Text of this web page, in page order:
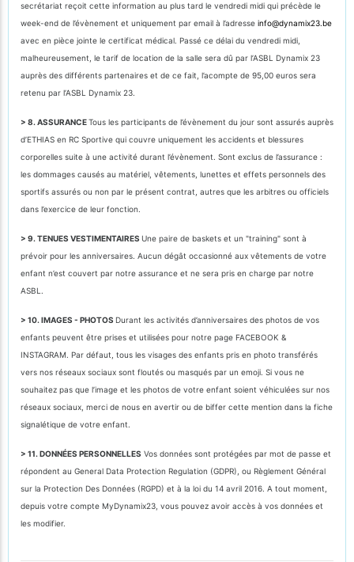
secrétariat reçoit cette information au plus tard le vendredi midi qui précède le
week-end de l’évènement et uniquement par email à l’adresse info@dynamix23.be
avec en pièce jointe le certificat médical. Passé ce délai du vendredi midi,
malheureusement, le tarif de location de la salle sera dû par l’ASBL Dynamix 23
auprès des différents partenaires et de ce fait, l’acompte de 95,00 euros sera
retenu par l’ASBL Dynamix 23.
> 8. ASSURANCETous les participants de l’évènement du jour sont assurés auprès
d’ETHIAS en RC Sportive qui couvre uniquement les accidents et blessures
corporelles suite à une activité durant l’évènement. Sont exclus de l’assurance :
les dommages causés au matériel, vêtements, lunettes et effets personnels des
sportifs assurés ou non par le présent contrat, autres que les arbitres ou officiels
dans l’exercice de leur fonction.
> 9. TENUES VESTIMENTAIRES Une paire de baskets et un "training" sont à
prévoir pour les anniversaires. Aucun dégât occasionné aux vêtements de votre
enfant n’est couvert par notre assurance et ne sera pris en charge par notre
ASBL.
> 10. IMAGES - PHOTOS Durant les activités d’anniversaires des photos de vos
enfants peuvent être prises et utilisées pour notre page FACEBOOK &
INSTAGRAM. Par défaut, tous les visages des enfants pris en photo transférés
vers nos réseaux sociaux sont floutés ou masqués par un emoji. Si vous ne
souhaitez pas que l’image et les photos de votre enfant soient véhiculées sur nos
réseaux sociaux, merci de nous en avertir ou de biffer cette mention dans la fiche
signalétique de votre enfant.
> 11. DONNÉES PERSONNELLES Vos données sont protégées par mot de passe et
répondent au General Data Protection Regulation (GDPR), ou Règlement Général
sur la Protection Des Données (RGPD) et à la loi du 14 avril 2016. A tout moment,
depuis votre compte MyDynamix23, vous pouvez avoir accès à vos données et
les modifier.